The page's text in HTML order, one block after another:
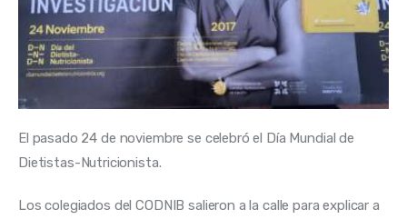
El pasado 24 de noviembre se celebró el Día Mundial de
Dietistas-Nutricionista.
Los colegiados del CODNIB salieron a la calle para explicar a